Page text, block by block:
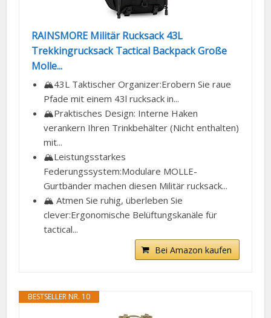
RAINSMORE Militär Rucksack 43L
Trekkingrucksack Tactical Backpack Große
Molle...
🏔️43L Taktischer Organizer:Erobern Sie raue
Pfade mit einem 43l rucksack in...
🏔️Praktisches Design: Interne Haken
verankern Ihren Trinkbehälter (Nicht enthalten)
mit...
🏔️Leistungsstarkes
Federungssystem:Modulare MOLLE-
Gurtbänder machen diesen Militär rucksack...
🏔️ Atmen Sie ruhig, überleben Sie
clever:Ergonomische Belüftungskanäle für
tactical...
Bei Amazon kaufen
BESTSELLER NR. 10